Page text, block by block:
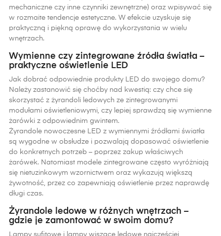
mechaniczne czy inne czynniki zewnętrzne) oraz wpisywać się
w rozmaite tendencje estetyczne. W efekcie uzyskuje się
praktyczną i piękną oprawę do wykorzystania w wielu
wnętrzach.
Wymienne czy zintegrowane źródła światła –
praktyczne oświetlenie LED
Jak dobrać odpowiednie produkty LED do swojego domu?
Należy zastanowić się choćby nad kwestią: czy chce się
skorzystać z żyrandoli ledowych ze zintegrowanymi
modułami oświetleniowymi, czy lepiej sprawdzą się wymienne
żarówki z odpowiednim gwintem.
Żyrandole nowoczesne LED z wymiennymi źródłami światła
są wygodne w obsłudze i pozwalają dopasować oświetlenie
do konkretnych potrzeb – poprzez zakup właściwych
żarówek. Natomiast modele zintegrowane często wyróżniają
się nietuzinkowym wzornictwem oraz wykazują większą
żywotność, przez co zapewniają oświetlenie przez naprawdę
długi czas.
Żyrandole ledowe w różnych wnętrzach –
gdzie je zamontować w swoim domu?
Lampy sufitowe i lampy wiszące ledowe najczęściej